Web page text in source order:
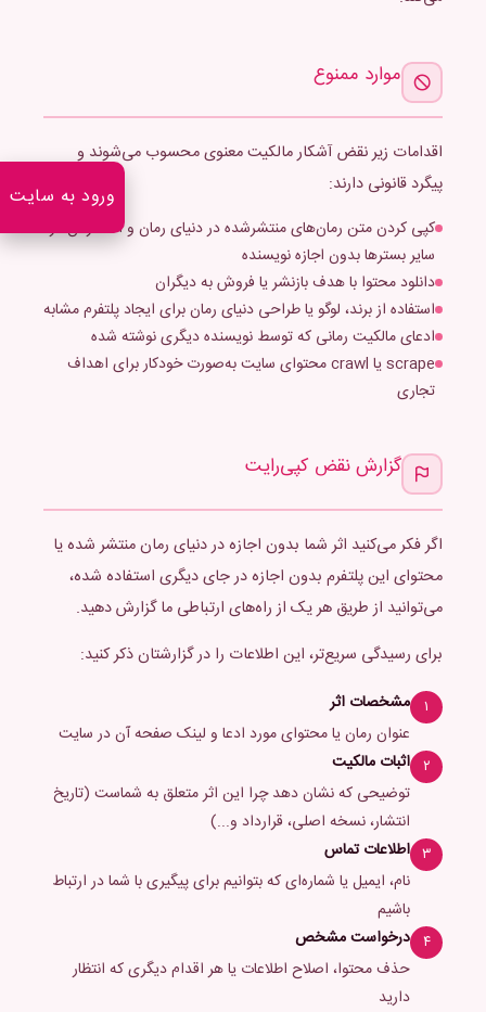
موارد ممنوع
اقدامات زیر نقض آشکار مالکیت معنوی محسوب می‌شوند و
پیگرد قانونی دارند:
کپی کردن متن رمان‌های منتشرشده در دنیای رمان و انتشار آن در
سایر بسترها بدون اجازه نویسنده
دانلود محتوا با هدف بازنشر یا فروش به دیگران
استفاده از برند، لوگو یا طراحی دنیای رمان برای ایجاد پلتفرم مشابه
ادعای مالکیت رمانی که توسط نویسنده دیگری نوشته شده
scrape یا crawl محتوای سایت به‌صورت خودکار برای اهداف
تجاری
گزارش نقض کپی‌رایت
اگر فکر می‌کنید اثر شما بدون اجازه در دنیای رمان منتشر شده یا
محتوای این پلتفرم بدون اجازه در جای دیگری استفاده شده،
می‌توانید از طریق هر یک از راه‌های ارتباطی ما گزارش دهید.
برای رسیدگی سریع‌تر، این اطلاعات را در گزارشتان ذکر کنید:
۱ مشخصات اثر
عنوان رمان یا محتوای مورد ادعا و لینک صفحه آن در سایت
۲ اثبات مالکیت
توضیحی که نشان دهد چرا این اثر متعلق به شماست (تاریخ
انتشار، نسخه اصلی، قرارداد و...)
۳ اطلاعات تماس
نام، ایمیل یا شماره‌ای که بتوانیم برای پیگیری با شما در ارتباط
باشیم
۴ درخواست مشخص
حذف محتوا، اصلاح اطلاعات یا هر اقدام دیگری که انتظار
دارید
ورود به سایت